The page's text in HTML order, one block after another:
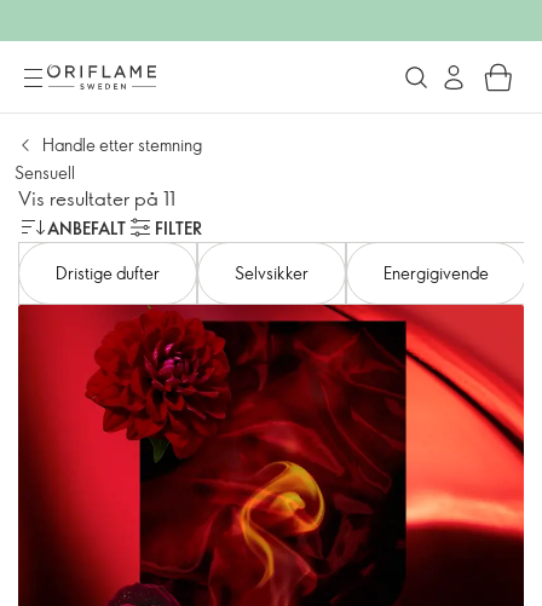
Handle etter stemning
Sensuell
Vis resultater på 11
ANBEFALT
FILTER
Dristige dufter
Selvsikker Energigivende